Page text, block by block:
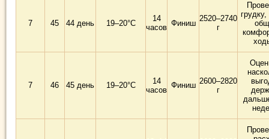
7 45 44 день 19–20°C
14
часов Финиш
2520–2740
г
грудку,
7 46 45 день 19–20°C
14
часов
Финиш 2600–2820
г